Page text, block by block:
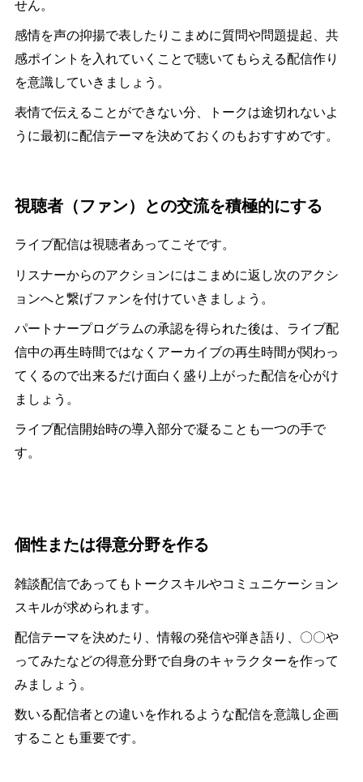
せん。
感情を声の抑揚で表したりこまめに質問や問題提起、共
感ポイントを入れていくことで聴いてもらえる配信作り
を意識していきましょう。
表情で伝えることができない分、トークは途切れないよ
うに最初に配信テーマを決めておくのもおすすめです。
視聴者（ファン）との交流を積極的にする
ライブ配信は視聴者あってこそです。
リスナーからのアクションにはこまめに返し次のアクシ
ョンへと繋げファンを付けていきましょう。
パートナープログラムの承認を得られた後は、ライブ配
信中の再生時間ではなくアーカイブの再生時間が関わっ
てくるので出来るだけ面白く盛り上がった配信を心がけ
ましょう。
ライブ配信開始時の導入部分で凝ることも一つの手で
す。
個性または得意分野を作る
雑談配信であってもトークスキルやコミュニケーション
スキルが求められます。
配信テーマを決めたり、情報の発信や弾き語り、〇〇や
ってみたなどの得意分野で自身のキャラクターを作って
みましょう。
数いる配信者との違いを作れるような配信を意識し企画
することも重要です。